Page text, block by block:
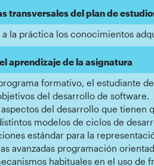
transversales del plan de
a la práctica los conocimientos
aprendizaje de la asignatura
formativo, el estudiante
del desarrollo de software.
del desarrollo que tienen
modelos de ciclos de
estándar para la
avanzadas programación
habituales en el uso